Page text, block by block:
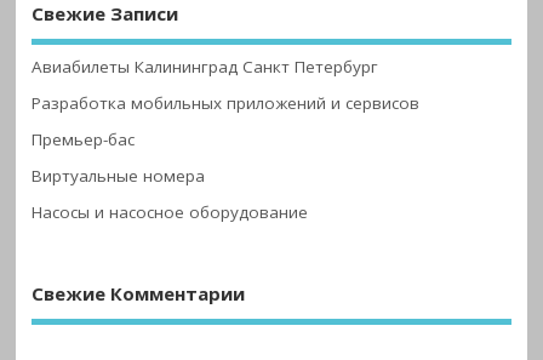
Свежие Записи
Авиабилеты Калининград Санкт Петербург
Разработка мобильных приложений и сервисов
Премьер-бас
Виртуальные номера
Насосы и насосное оборудование
Свежие Комментарии